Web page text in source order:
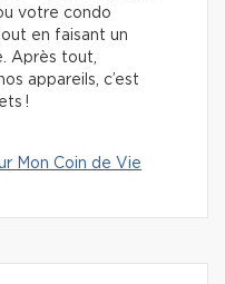
votre condo
en faisant un
Après tout,
appareils, c’est
!
Mon Coin de Vie